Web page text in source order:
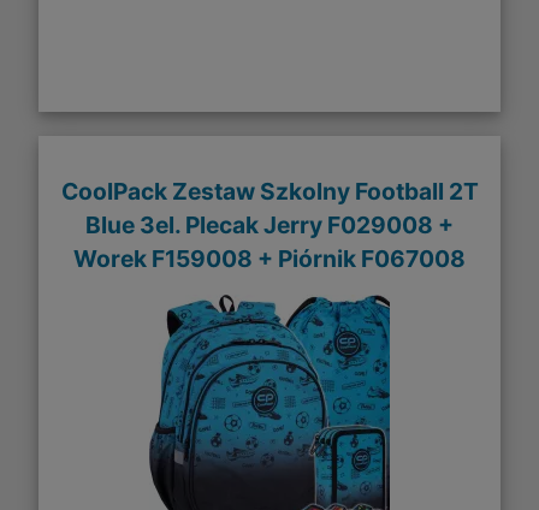
CoolPack Zestaw Szkolny Football 2T
Blue 3el. Plecak Jerry F029008 +
Worek F159008 + Piórnik F067008